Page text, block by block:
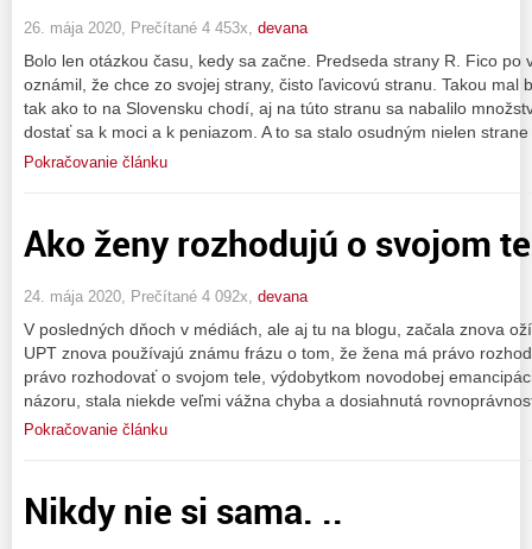
26. mája 2020, Prečítané 4 453x, devana
Bolo len otázkou času, kedy sa začne. Predseda strany R. Fico po
oznámil, že chce zo svojej strany, čisto ľavicovú stranu. Takou mal
tak ako to na Slovensku chodí, aj na túto stranu sa nabalilo
dostať sa k moci a k peniazom. A to sa stalo osudným nielen
Pokračovanie článku
Ako ženy rozhodujú o svojom
24. mája 2020, Prečítané 4 092x, devana
V posledných dňoch v médiách, ale aj tu na blogu, začala znova
UPT znova používajú známu frázu o tom, že žena má právo
právo rozhodovať o svojom tele, výdobytkom novodobej
názoru, stala niekde veľmi vážna chyba a dosiahnutá
Pokračovanie článku
Nikdy nie si sama. ..